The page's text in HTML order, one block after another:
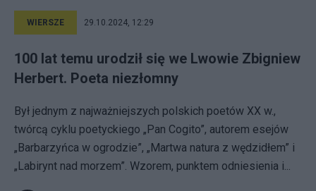
WIERSZE 29.10.2024, 12:29
100 lat temu urodził się we Lwowie Zbigniew
Herbert. Poeta niezłomny
Był jednym z najważniejszych polskich poetów XX w.,
twórcą cyklu poetyckiego „Pan Cogito”, autorem esejów
„Barbarzyńca w ogrodzie”, „Martwa natura z wędzidłem” i
„Labirynt nad morzem”. Wzorem, punktem odniesienia i...